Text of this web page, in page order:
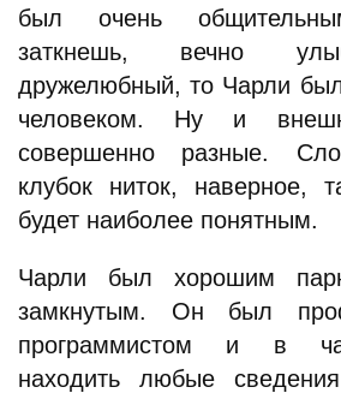
был очень
заткнешь, вечно
дружелюбный, то Чарли
человеком. Ну и
совершенно разные.
клубок ниток, наверное,
будет наиболее понятным.
Чарли был хорошим
замкнутым. Он был
программистом и в
находить любые